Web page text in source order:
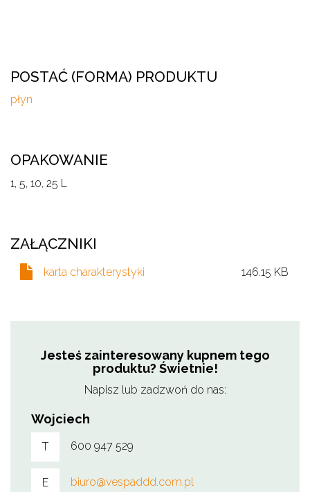
POSTAĆ (FORMA) PRODUKTU
płyn
OPAKOWANIE
1, 5, 10, 25 L
ZAŁĄCZNIKI
karta charakterystyki 146.15 KB
Jesteś zainteresowany kupnem tego
produktu? Świetnie!
Napisz lub zadzwoń do nas:
Wojciech
T 600 947 529
E biuro@vespaddd.com.pl